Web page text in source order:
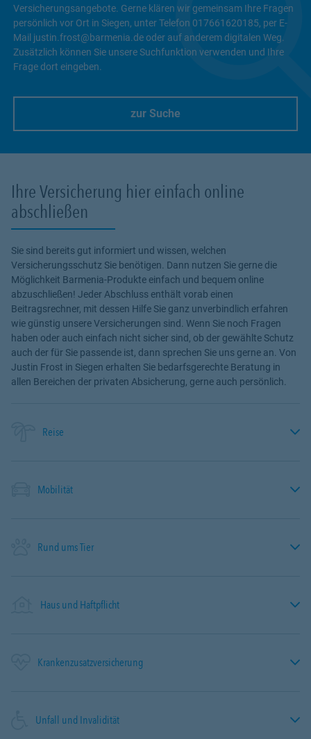
Versicherungsangebote. Gerne klären wir gemeinsam Ihre Fragen
persönlich vor Ort in Siegen, unter Telefon 017661620185, per E-
Mail justin.frost@barmenia.de oder auf anderem digitalen Weg.
Zusätzlich können Sie unsere Suchfunktion verwenden und Ihre
Frage dort eingeben.
zur Suche
Ihre Versicherung hier einfach online
abschließen
Sie sind bereits gut informiert und wissen, welchen
Versicherungsschutz Sie benötigen. Dann nutzen Sie gerne die
Möglichkeit Barmenia-Produkte einfach und bequem online
abzuschließen! Jeder Abschluss enthält vorab einen
Beitragsrechner, mit dessen Hilfe Sie ganz unverbindlich erfahren
wie günstig unsere Versicherungen sind. Wenn Sie noch Fragen
haben oder auch einfach nicht sicher sind, ob der gewählte Schutz
auch der für Sie passende ist, dann sprechen Sie uns gerne an. Von
Justin Frost in Siegen erhalten Sie bedarfsgerechte Beratung in
allen Bereichen der privaten Absicherung, gerne auch persönlich.
Reise
Mobilität
Rund ums Tier
Haus und Haftpflicht
Krankenzusatzversicherung
Unfall und Invalidität